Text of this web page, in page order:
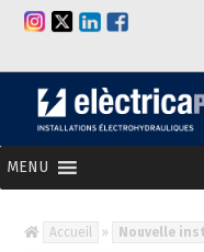
MENU
Accueil »
Nouvelle